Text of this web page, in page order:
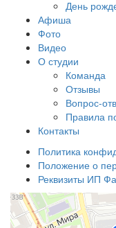
День
Афиша
Фото
Видео
О студии
Команда
Отзывы
Вопрос-
Правила
Контакты
Политика
Положение о
Реквизиты ИП